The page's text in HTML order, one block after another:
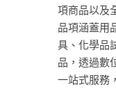
項商品以及
品項涵蓋用
具、化學品
品，透過數
一站式服務